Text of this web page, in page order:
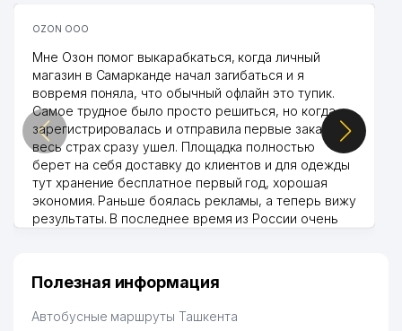
OZON ООО
Мне Озон помог выкарабкаться, когда личный
магазин в Самарканде начал загибаться и я
вовремя поняла, что обычный офлайн это тупик.
Самое трудное было просто решиться, но когда
зарегистрировалась и отправила первые заказы,
весь страх сразу ушел. Площадка полностью
берет на себя доставку до клиентов и для одежды
тут хранение бесплатное первый год, хорошая
экономия. Раньше боялась рекламы, а теперь вижу
результаты. В последнее время из России очень
Hamida 03.08.2026 12:45:39
Полезная информация
Автобусные маршруты Ташкента